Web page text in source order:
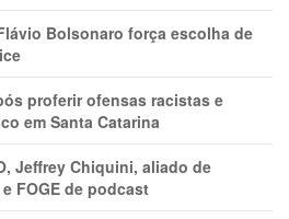
Bolsonaro força escolha de
proferir ofensas racistas e
em Santa Catarina
Jeffrey Chiquini, aliado de
FOGE de podcast